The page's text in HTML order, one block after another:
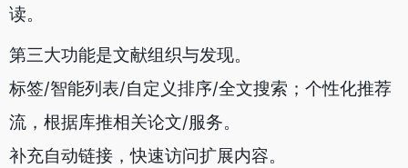
读。
第三大功能是文献组织与发现。
标签/智能列表/自定义排序/全文搜索；个性化推荐
流，根据库推相关论文/服务。
补充自动链接，快速访问扩展内容。